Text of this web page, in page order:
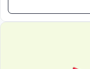
Optionen
können
€139.95
Produkt